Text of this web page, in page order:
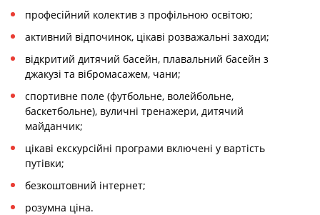
професійний колектив з профільною освітою;
активний відпочинок, цікаві розважальні заходи;
відкритий дитячий басейн, плавальний басейн з
джакузі та вібромасажем, чани;
спортивне поле (футбольне, волейбольне,
баскетбольне), вуличні тренажери, дитячий
майданчик;
цікаві екскурсійні програми включені у вартість
путівки;
безкоштовний інтернет;
розумна ціна.